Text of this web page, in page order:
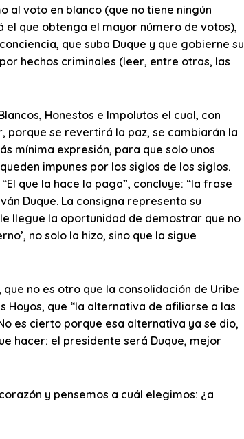
al voto en blanco (que no tiene ningún
que obtenga el mayor número de votos),
que suba Duque y que gobierne su
hechos criminales (leer, entre otras, las
Honestos e Impolutos el cual, con
porque se revertirá la paz, se cambiarán la
mínima expresión, para que solo unos
impunes por los siglos de los siglos.
que la hace la paga”, concluye: “la frase
Duque. La consigna representa su
llegue la oportunidad de demostrar que no
no solo la hizo, sino que la sigue
no es otro que la consolidación de Uribe
Hoyos, que “la alternativa de afiliarse a las
es cierto porque esa alternativa ya se dio,
hacer: el presidente será Duque, mejor
y pensemos a cuál elegimos: ¿a